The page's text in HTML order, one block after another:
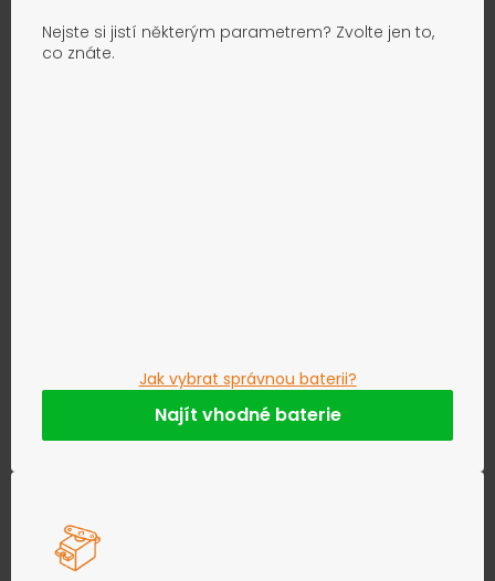
Nejste si jistí některým parametrem? Zvolte jen to,
co znáte.
Jak vybrat správnou baterii?
Najít vhodné baterie